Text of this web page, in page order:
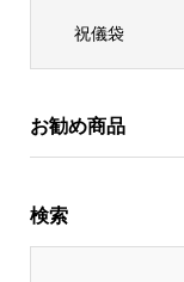
祝儀袋
お勧め商品
検索